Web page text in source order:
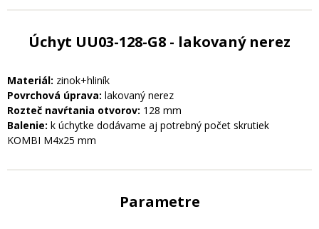
Úchyt UU03-128-G8 - lakovaný nerez
Materiál: zinok+hliník
Povrchová úprava: lakovaný nerez
Rozteč navŕtania otvorov: 128 mm
Balenie: k úchytke dodávame aj potrebný počet skrutiek
KOMBI M4x25 mm
Parametre